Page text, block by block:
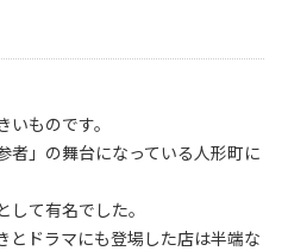
ものです。
者」の舞台になっている人形町に
て有名でした。
とドラマにも登場した店は半端な